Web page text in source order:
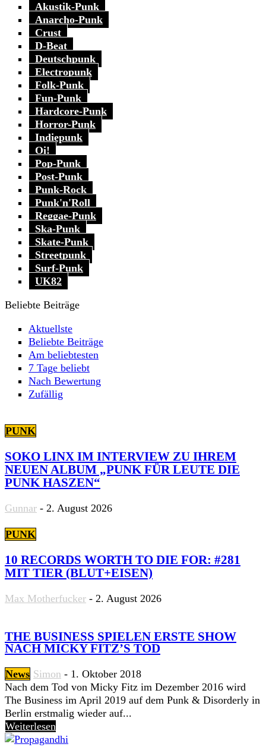
Akustik-Punk
Anarcho-Punk
Crust
D-Beat
Deutschpunk
Electropunk
Folk-Punk
Fun-Punk
Hardcore-Punk
Horror-Punk
Indiepunk
Oi!
Pop-Punk
Post-Punk
Punk-Rock
Punk'n'Roll
Reggae-Punk
Ska-Punk
Skate-Punk
Streetpunk
Surf-Punk
UK82
Beliebte Beiträge
Aktuellste
Beliebte Beiträge
Am beliebtesten
7 Tage beliebt
Nach Bewertung
Zufällig
PUNK
SOKO LINX IM INTERVIEW ZU IHREM
NEUEN ALBUM „PUNK FÜR LEUTE DIE
PUNK HASZEN“
Gunnar - 2. August 2026
PUNK
10 RECORDS WORTH TO DIE FOR: #281
MIT TIER (BLUT+EISEN)
Max Motherfucker - 2. August 2026
THE BUSINESS SPIELEN ERSTE SHOW
NACH MICKY FITZ’S TOD
News Simon - 1. Oktober 2018
Nach dem Tod von Micky Fitz im Dezember 2016 wird
The Business im April 2019 auf dem Punk & Disorderly in
Berlin erstmalig wieder auf...
Weiterlesen